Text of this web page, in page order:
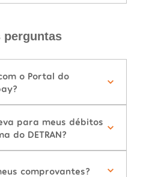
perguntas
o Portal do
para meus débitos
do DETRAN?
comprovantes?